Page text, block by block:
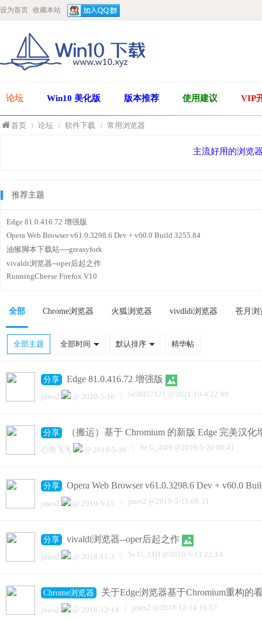
设为首页 收藏本站
论坛 Win10 美化版 版本推荐 使用建议 VIP
首页 论坛 软件下载 常用浏览器
主流好用的浏览
推荐主题
Edge 81.0.416.72 增强版
Opera Web Browser v61.0.3298.6 Dev + v60.0 Build 3255.84
油猴脚本下载站----greasyfork
vivaldi浏览器--oper后起之作
RunningCheese Firefox V10
全部 Chrome浏览器 火狐浏览器 vivdldi浏览器 苍月浏
全部主题 全部时间 默认排序 精华帖
分享 Edge 81.0.416.72 增强版
jmes2 @ 2020-5-16 | ls68057121 @2021-10-4 22:09
分享 （搬运）基于 Chromium 的新版 Edge 完美汉
心雨飞飞 @ 2019-5-16 | Se.G_24H @2019-5-20 00:41
分享 Opera Web Browser v61.0.3298.6 Dev + v60.0
jmes2 @ 2019-5-15 | jmes2 @2019-5-15 09:31
分享 vivaldi浏览器--oper后起之作
jmes2 @ 2018-11-3 | Se.G_24H @2019-5-11 22:14
Chrome浏览器 关于Edge浏览器基于Chromium重构的
jmes2 @ 2018-12-14 | jmes2 @2018-12-14 16:57